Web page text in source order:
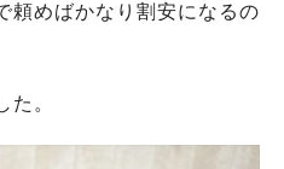
頼めばかなり割安になるの
た。